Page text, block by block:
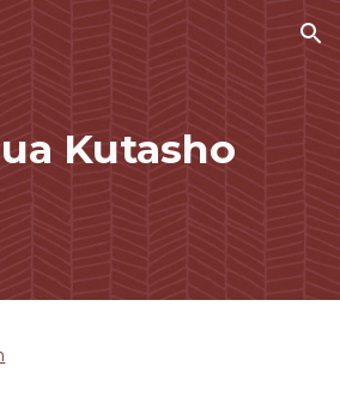
Skip to navigation
Kutasho